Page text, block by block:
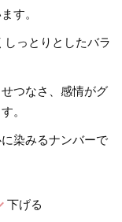
す。
っとりとしたバラ
つなさ、感情がグ
。
染みるナンバーで
下げる